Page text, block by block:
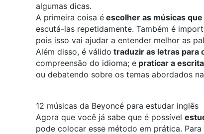
algumas dicas.
A primeira coisa é escolher as músicas
escutá-las repetidamente. Também é
pois isso vai ajudar a entender melhor as
Além disso, é válido traduzir as letras para
compreensão do idioma; e praticar a
ou debatendo sobre os temas abordados
12 músicas da Beyoncé para estudar inglês
Agora que você já sabe que é possível
pode colocar esse método em prática.